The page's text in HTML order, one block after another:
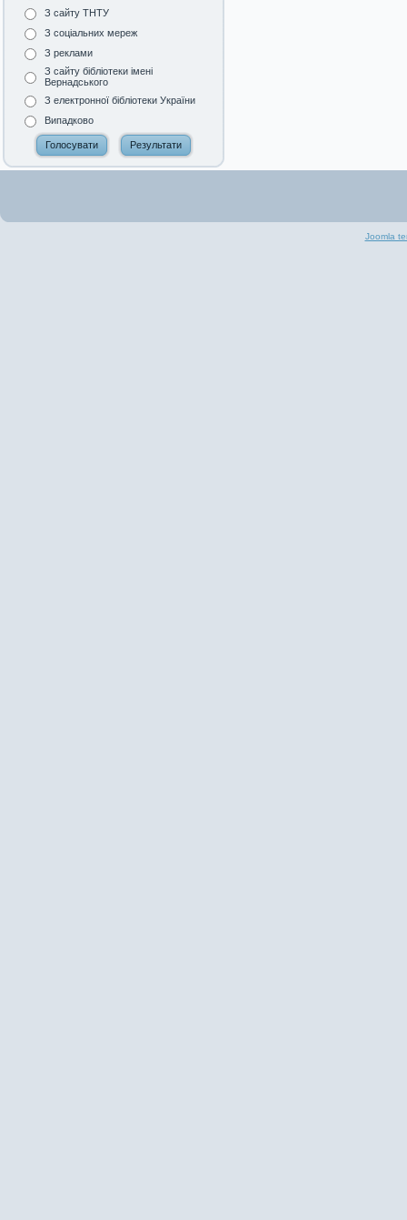
З сайту ТНТУ
З соціальних мереж
З реклами
З сайту бібліотеки імені
Вернадського
З електронної бібліотеки України
Випадково
Joomla